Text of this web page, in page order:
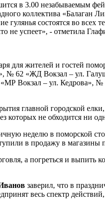
в 3.00 незабываемым
коллектива «Балаган
состоятся во всех
не успеет», - отметила
для жителей и гостей
№ 62 «ЖД Вокзал – ул.
«МР Вокзал – ул.
главной городской
не обходится ни
неделю в поморской
в продажу в
а погреться и выпить
заверил, что в
весь спектр